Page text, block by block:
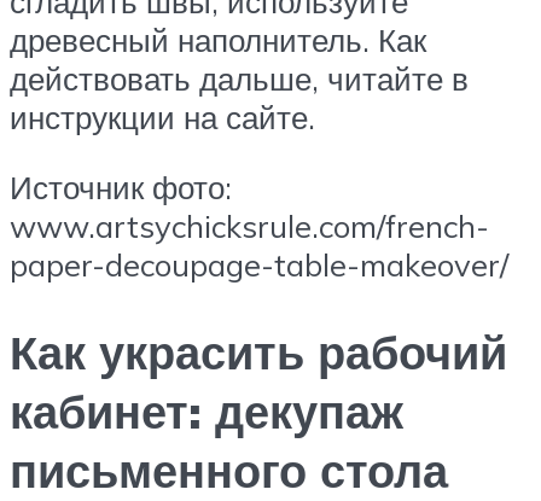
древесный наполнитель. Как
действовать дальше, читайте в
инструкции на сайте.
Источник фото:
www.artsychicksrule.com/french-
paper-decoupage-table-makeover/
Как украсить рабочий
кабинет: декупаж
письменного стола